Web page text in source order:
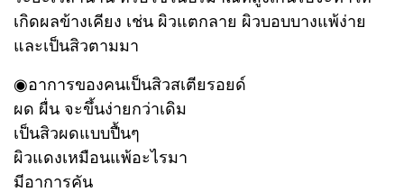
เกิดผลข้างเคียง เช่น ผิวแตกลาย ผิวบอบบางแพ้ง่าย
และเป็นสิวตามมา
◉อาการของคนเป็นสิวสเตียรอยด์
ผด ผื่น จะขึ้นง่ายกว่าเดิม
เป็นสิวผดแบบปื้นๆ
ผิวแดงเหมือนแพ้อะไรมา
มีอาการคัน